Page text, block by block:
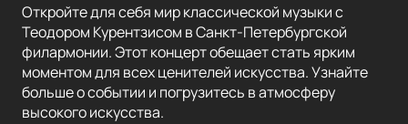
Откройте для себя мир классической музыки с
Теодором Курентзисом в Санкт-Петербургской
филармонии. Этот концерт обещает стать ярким
моментом для всех ценителей искусства. Узнайте
больше о событии и погрузитесь в атмосферу
высокого искусства.